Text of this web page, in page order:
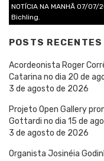
NOTÍCIA NA MANHÃ 07/
Bichling.
POSTS RECENTES
Acordeonista Roger
Catarina no dia 20 de
3 de agosto de 2026
Projeto Open Gallery
Gottardi no dia 15 de
3 de agosto de 2026
Organista Josinéia